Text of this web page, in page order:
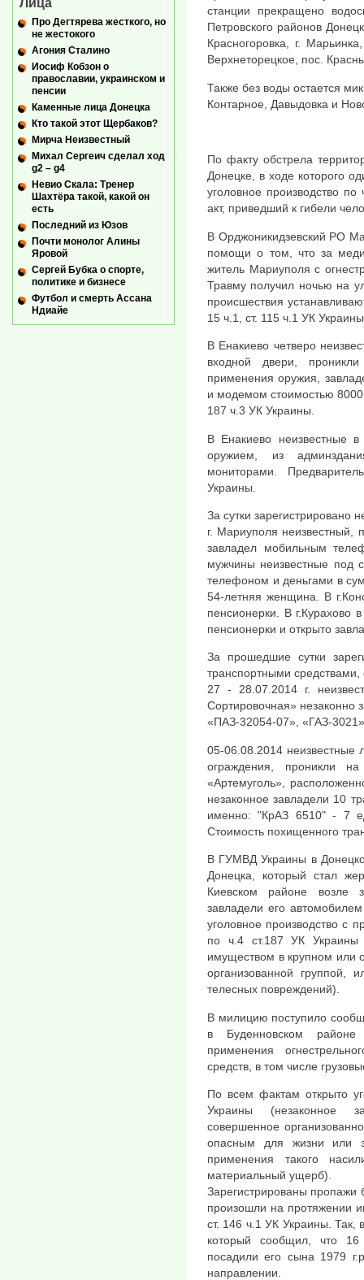
станции прекращено
Петровского районов
Красногоровка, г.
Верхнеторецкое, пос.
Также без воды остается
Контарное, Давыдовка и
По факту обстрела
Донецке, в ходе которого
уголовное производство
акт, приведший к гибели
В Орджоникидзевский РО
помощи о том, что за
житель Мариуполя с
Травму получил ночью на
происшествия
15 ч.1, ст. 115 ч.1 УК
В Енакиево четверо
входной двери,
применения оружия,
и модемом стоимостью 8000
187 ч.3 УК Украины.
В Енакиево неизвестные
оружием, из
мониторами.
Украины.
За сутки зарегистрировано
г. Мариуполя неизвестный,
завладел мобильным
мужчины неизвестные под
телефоном и деньгами в
54-летняя женщина. В
пенсионерки. В г.Курахово
пенсионерки и открыто
За прошедшие сутки
транспортными
27 - 28.07.2014 г.
Сортировочная» незаконно
«ПАЗ-32054-07», «ГАЗ-
05-06.08.2014 неизвестные
ограждения, проникли
«Артемуголь»,
незаконное завладели 10
именно: "КрАЗ 6510" - 7
Стоимость похищенного
В ГУМВД Украины в
Донецка, который стал
Киевском районе возле
завладели его
уголовное производство с
по ч.4 ст.187 УК Украины
имуществом в крупном или
организованной группой,
телесных повреждений).
В милицию поступило
в Буденновском районе
применения
средств, в том числе
По всем фактам открыто
Украины (незаконное
совершенное
опасным для жизни или
применения такого
материальный ущерб).
Зарегистрированы пропажи
произошли на протяжении
ст. 146 ч.1 УК Украины.
который сообщил, что
посадили его сына 1979
направлении.
Про Дегтярева жесткого, но
не жестокого
Агония Сталино
Иосиф Кобзон о
православии, украинском и
пенсии
Каменные лица Донецка
Кто такой этот Щербаков?
Мирча Неизвестный
Михал Сергеич сделал ход
g2 – g4
Невио Скала: Тренер
Шахтёра такой, какой он
есть
Последний из Юзов
Почти монолог Алины
Яровой
Сергей Бубка о спорте,
политике и бизнесе
Футбол и смерть Ассана
Ндиайе